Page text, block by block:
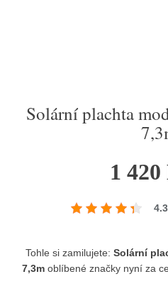
Solární plachta
1
4.3
Tohle si zamilujete: Solární
7,3m oblíbené značky nyní za